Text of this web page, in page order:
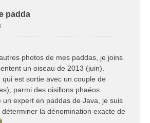
padda
photos de mes paddas, je joins
un oiseau de 2013 (juin).
est sortie avec un couple de
parmi des oisillons phaéos...
un expert en paddas de Java, je suis
la dénomination exacte de